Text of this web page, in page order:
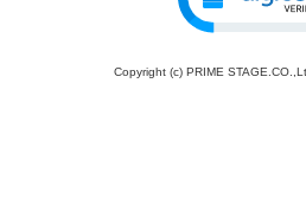
Copyright (c) PRIME